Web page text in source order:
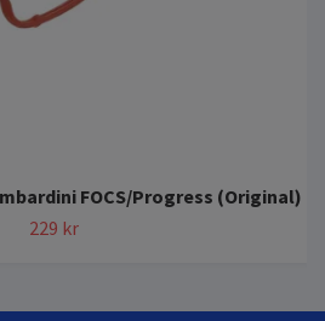
FOCS/Progress (Original)
229 kr